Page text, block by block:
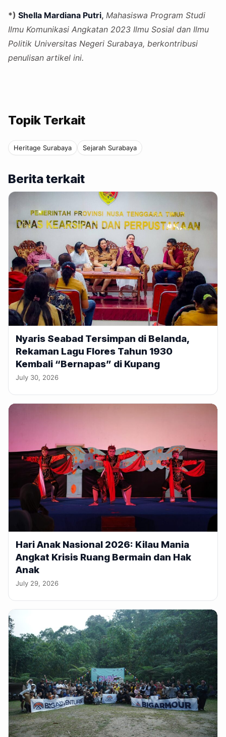
*) Shella Mardiana Putri, Mahasiswa Program Studi
Ilmu Komunikasi Angkatan 2023 Ilmu Sosial dan Ilmu
Politik Universitas Negeri Surabaya, berkontribusi
penulisan artikel ini.
Topik Terkait
Heritage Surabaya Sejarah Surabaya
Berita terkait
Nyaris Seabad Tersimpan di Belanda,
Rekaman Lagu Flores Tahun 1930
Kembali “Bernapas” di Kupang
July 30, 2026
Hari Anak Nasional 2026: Kilau Mania
Angkat Krisis Ruang Bermain dan Hak
Anak
July 29, 2026